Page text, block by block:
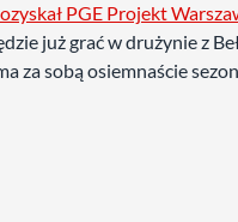
PGE Projekt
już grać w drużynie z
za sobą osiemnaście